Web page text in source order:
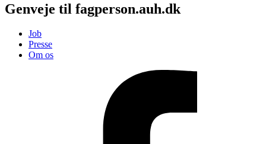
Genveje til fagperson.auh.dk
Job
Presse
Om os